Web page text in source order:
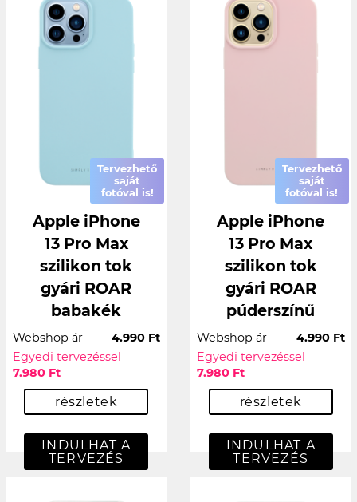
Tervezhető
saját
fotóval is!
Apple iPhone
13 Pro Max
szilikon tok
gyári ROAR
babakék
Webshop ár
4.990 Ft
Egyedi tervezéssel
7.980 Ft
részletek
INDULHAT A
TERVEZÉS
Tervezhető
saját
fotóval is!
Apple iPhone
13 Pro Max
szilikon tok
gyári ROAR
púderszínű
Webshop ár
4.990 Ft
Egyedi tervezéssel
7.980 Ft
részletek
INDULHAT A
TERVEZÉS